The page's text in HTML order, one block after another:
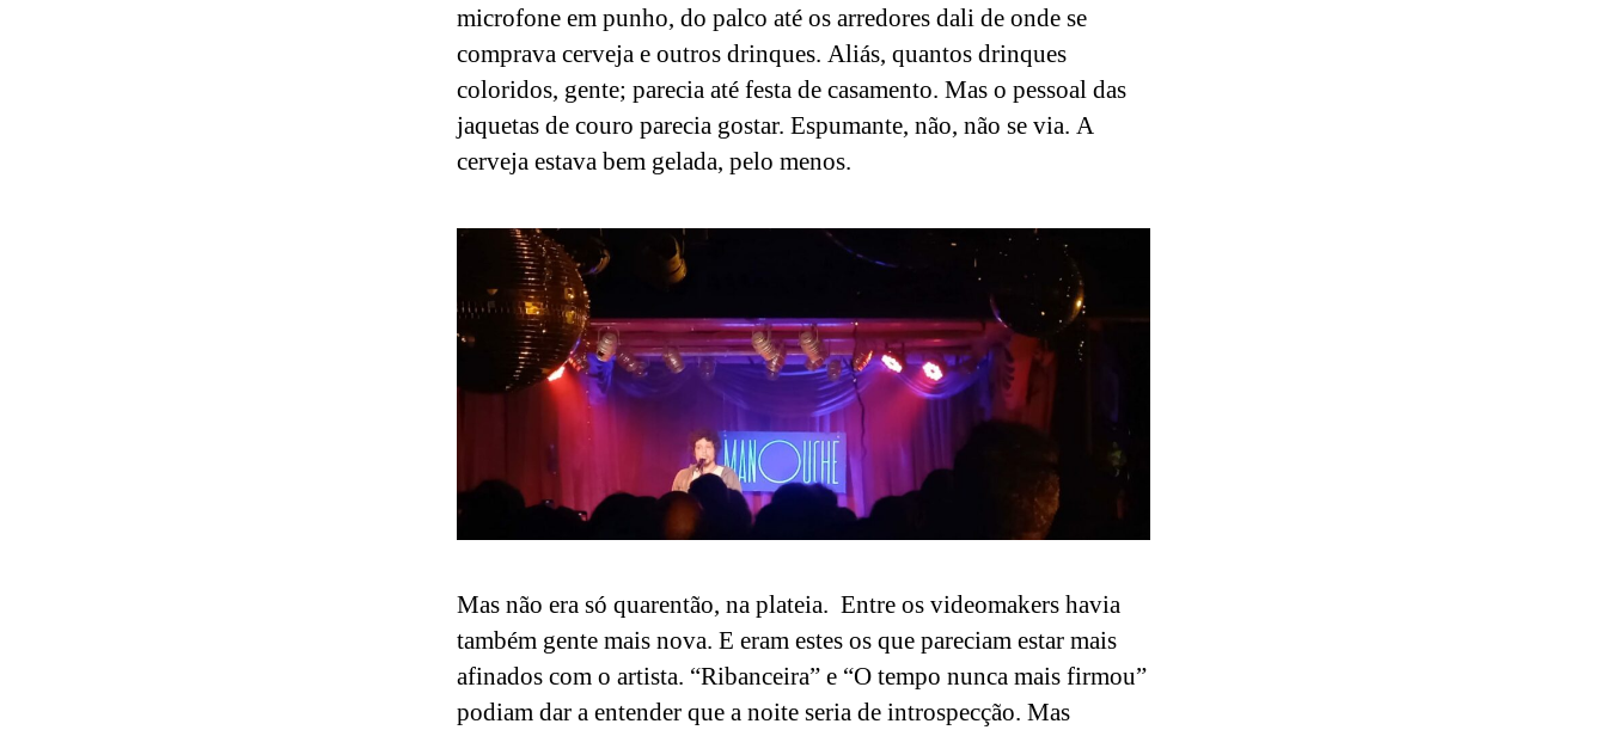
microfone em punho, do palco até os arredores dali de onde se
comprava cerveja e outros drinques. Aliás, quantos drinques
coloridos, gente; parecia até festa de casamento. Mas o pessoal das
jaquetas de couro parecia gostar. Espumante, não, não se via. A
cerveja estava bem gelada, pelo menos.
Mas não era só quarentão, na plateia. Entre os videomakers havia
também gente mais nova. E eram estes os que pareciam estar mais
afinados com o artista. “Ribanceira” e “O tempo nunca mais firmou”
podiam dar a entender que a noite seria de introspecção. Mas